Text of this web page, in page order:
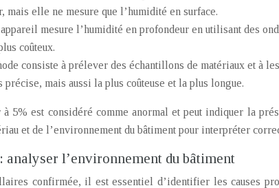
elle ne mesure que l’humidité en surface.
mesure l’humidité en profondeur en utilisant des
coûteux.
consiste à prélever des échantillons de matériaux et à
mais aussi la plus coûteuse et la plus longue.
5% est considéré comme anormal et peut indiquer la
et de l’environnement du bâtiment pour interpréter
l’environnement du bâtiment
confirmée, il est essentiel d’identifier les causes